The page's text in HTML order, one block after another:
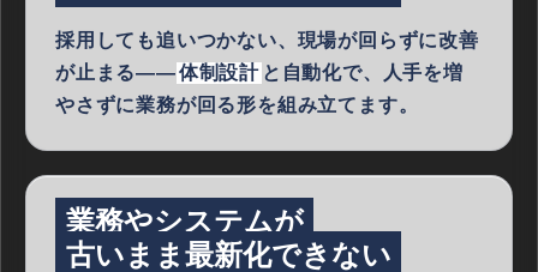
採用しても追いつかない、現場が回らずに改善
が止まる——体制設計 と自動化で、人手を増
やさずに業務が回る形を組み立てます。
業務やシステムが
古いまま最新化できない